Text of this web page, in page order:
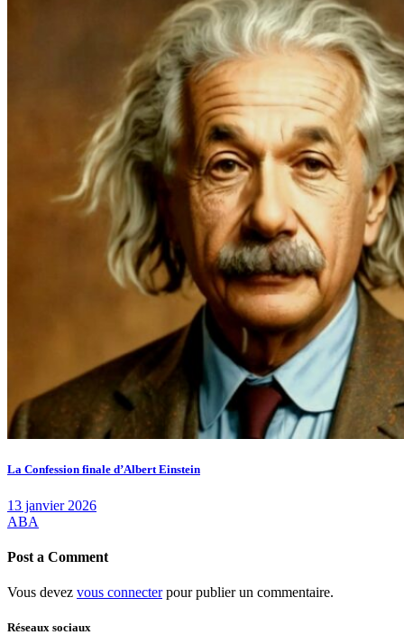
La Confession finale d’Albert Einstein
13 janvier 2026
ABA
Post a Comment
Vous devez vous connecterpour publier un commentaire.
Réseaux sociaux